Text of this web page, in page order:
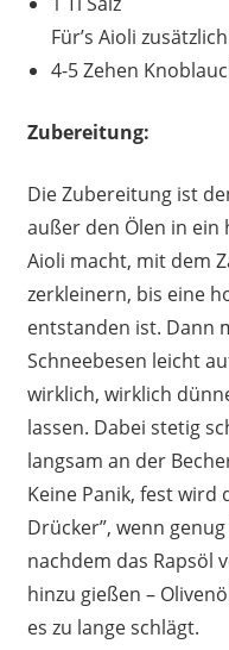
Für’s Aioli
4-5 Zehen
Zubereitung:
Die Zubereitung ist
außer den Ölen in ein
Aioli macht, mit dem
zerkleinern, bis eine
entstanden ist. Dann
Schneebesen leicht
wirklich, wirklich
lassen. Dabei stetig
langsam an der
Keine Panik, fest wird
Drücker”, wenn
nachdem das Rapsöl
hinzu gießen –
es zu lange schlägt.